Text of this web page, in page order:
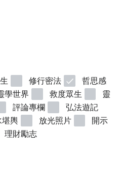
修行密法
哲思感
學世界 救度眾生
靈
評論專欄
弘法遊記
堪輿 放光照片
開示
理財勵志